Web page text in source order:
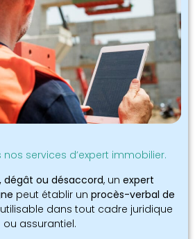
services d’expert immobilier.
dégât ou désaccord, un expert
peut établir un procès-verbal de
dans tout cadre juridique
ou assurantiel.